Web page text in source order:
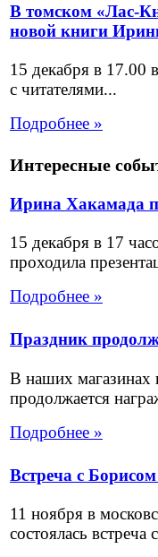
В томском «Лас-
новой книги
15 декабря в 17.00
с читателями...
Подробнее »
Интересные
Ирина Хакамада
15 декабря в 17
проходила
Подробнее »
Праздник
В наших магазинах
продолжается
Подробнее »
Встреча с
11 ноября в
состоялась встреча